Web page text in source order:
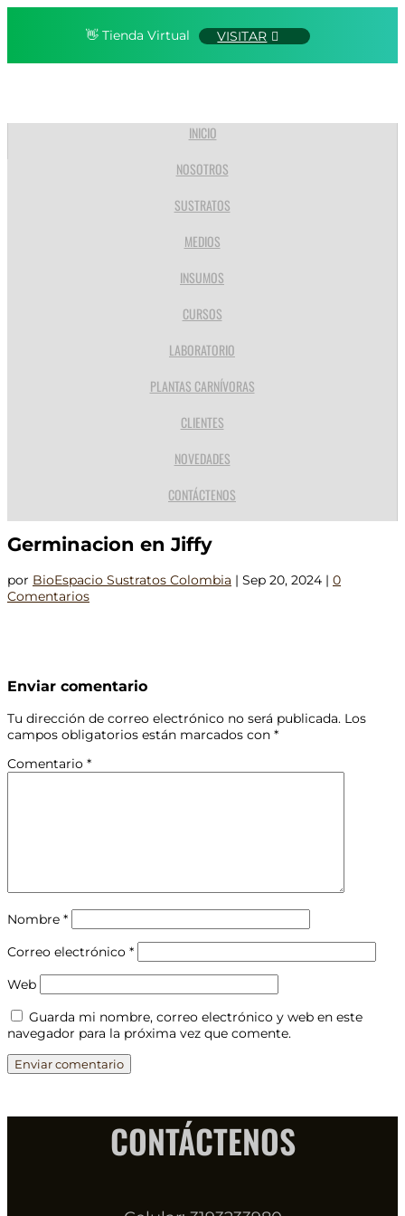
👋 Tienda Virtual VISITAR
INICIO
NOSOTROS
SUSTRATOS
MEDIOS
INSUMOS
CURSOS
LABORATORIO
PLANTAS CARNÍVORAS
CLIENTES
NOVEDADES
CONTÁCTENOS
Germinacion en Jiffy
por BioEspacio Sustratos Colombia | Sep 20, 2024 | 0
Comentarios
Enviar comentario
Tu dirección de correo electrónico no será publicada. Los
campos obligatorios están marcados con *
Comentario *
Nombre *
Correo electrónico *
Web
Guarda mi nombre, correo electrónico y web en este
navegador para la próxima vez que comente.
CONTÁCTENOS